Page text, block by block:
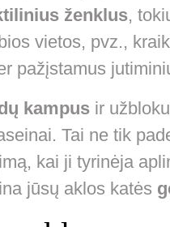
ženklus,
vietos, pvz.,
pažįstamus
kampus ir
Tai ne tik
kai ji tyrinėja
jūsų aklos katės